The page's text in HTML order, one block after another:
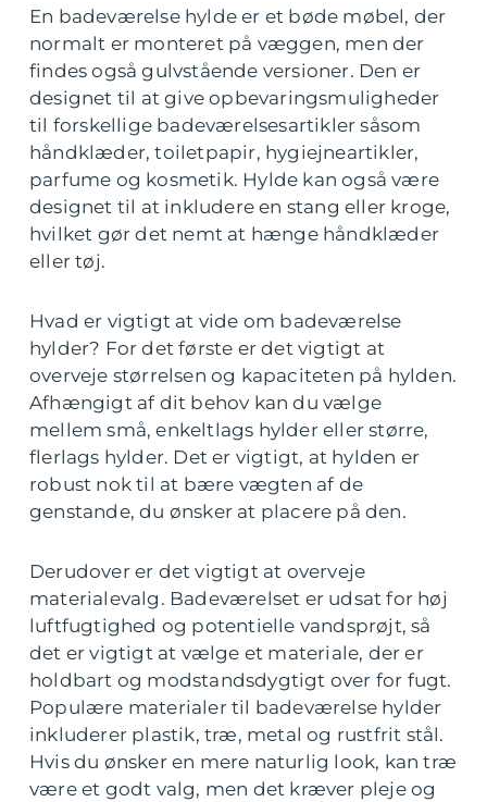
En badeværelse hylde er et bøde møbel, der
normalt er monteret på væggen, men der
findes også gulvstående versioner. Den er
designet til at give opbevaringsmuligheder
til forskellige badeværelsesartikler såsom
håndklæder, toiletpapir, hygiejneartikler,
parfume og kosmetik. Hylde kan også være
designet til at inkludere en stang eller kroge,
hvilket gør det nemt at hænge håndklæder
eller tøj.
Hvad er vigtigt at vide om badeværelse
hylder? For det første er det vigtigt at
overveje størrelsen og kapaciteten på hylden.
Afhængigt af dit behov kan du vælge
mellem små, enkeltlags hylder eller større,
flerlags hylder. Det er vigtigt, at hylden er
robust nok til at bære vægten af de
genstande, du ønsker at placere på den.
Derudover er det vigtigt at overveje
materialevalg. Badeværelset er udsat for høj
luftfugtighed og potentielle vandsprøjt, så
det er vigtigt at vælge et materiale, der er
holdbart og modstandsdygtigt over for fugt.
Populære materialer til badeværelse hylder
inkluderer plastik, træ, metal og rustfrit stål.
Hvis du ønsker en mere naturlig look, kan træ
være et godt valg, men det kræver pleje og